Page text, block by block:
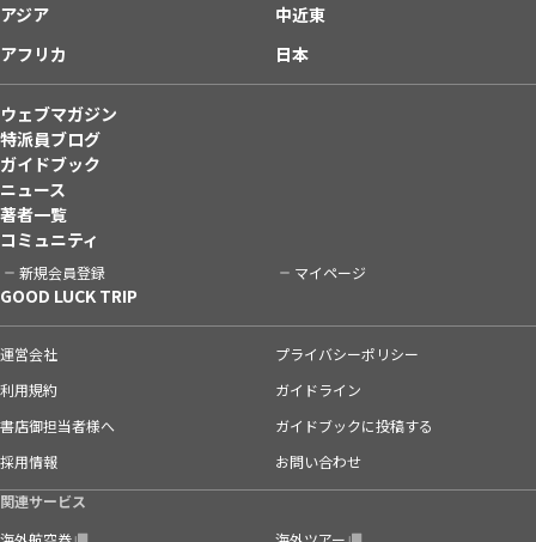
アジア
中近東
アフリカ
日本
ウェブマガジン
特派員ブログ
ガイドブック
ニュース
著者一覧
コミュニティ
新規会員登録 マイページ
GOOD LUCK TRIP
運営会社
プライバシーポリシー
利用規約
ガイドライン
書店御担当者様へ
ガイドブックに投稿する
採用情報
お問い合わせ
関連サービス